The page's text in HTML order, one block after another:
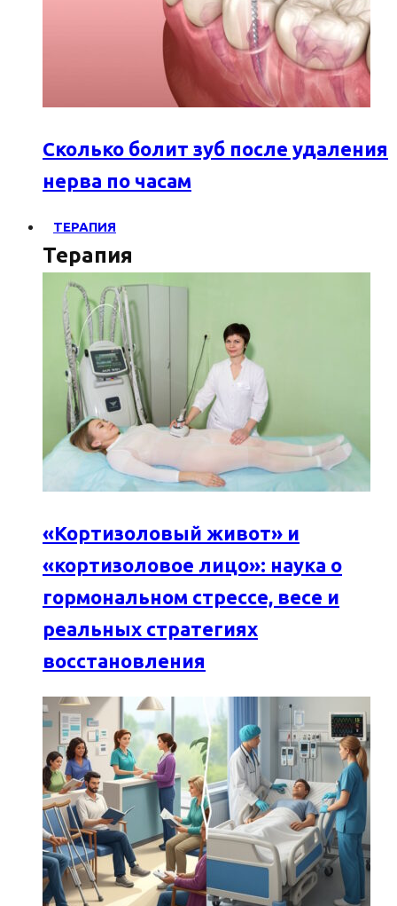
Сколько болит зуб после удаления
нерва по часам
ТЕРАПИЯ
Терапия
«Кортизоловый живот» и
«кортизоловое лицо»: наука о
гормональном стрессе, весе и
реальных стратегиях
восстановления